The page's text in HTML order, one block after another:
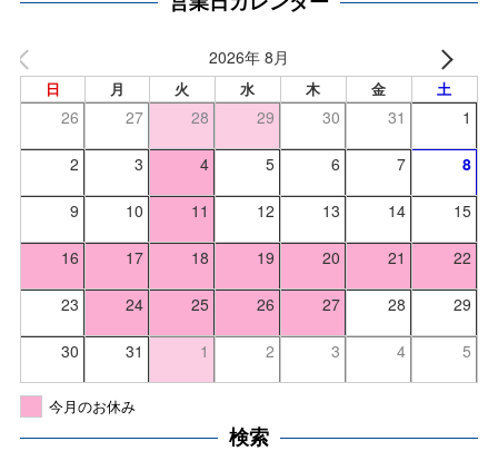
2026年 8月
日 月 火 水 木 金 土
26 27 28 29 30 31 1
2 3 4 5 6 7 8
9 10 11 12 13 14 15
16 17 18 19 20 21 22
23 24 25 26 27 28 29
30 31 1 2 3 4 5
今月のお休み
検索